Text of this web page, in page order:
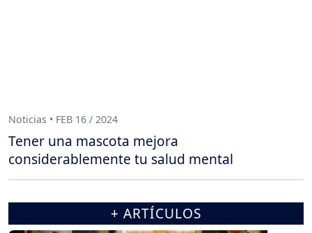
Noticias • FEB 16 / 2024
Tener una mascota mejora
considerablemente tu salud mental
+ ARTÍCULOS